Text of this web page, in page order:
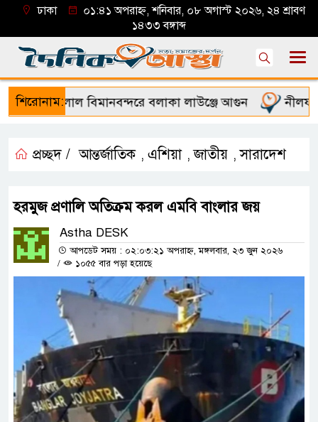
ঢাকা
০১:৪১ অপরাহ্ন, শনিবার, ০৮ অগাস্ট ২০২৬, ২৪ শ্রাবণ
১৪৩৩ বঙ্গাব্দ
শিরোনাম:
শাহজালাল বিমানবন্দরে বলাকা লাউঞ্জে আগুন
প্রচ্ছদ / আন্তর্জাতিক , এশিয়া ,জাতীয় ,সারাদেশ
হরমুজ প্রণালি অতিক্রম করল এমবি বাংলার জয়
Astha DESK
আপডেট সময় : ০২:০৩:২১ অপরাহ্ন, মঙ্গলবার, ২৩ জুন ২০২৬
/
১০৫৫ বার পড়া হয়েছে